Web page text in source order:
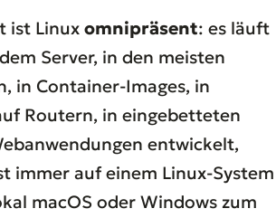
ist Linux omnipräsent: es läuft
Server, in den meisten
in Container-Images, in
Routern, in eingebetteten
entwickelt,
immer auf einem Linux-System
macOS oder Windows zum